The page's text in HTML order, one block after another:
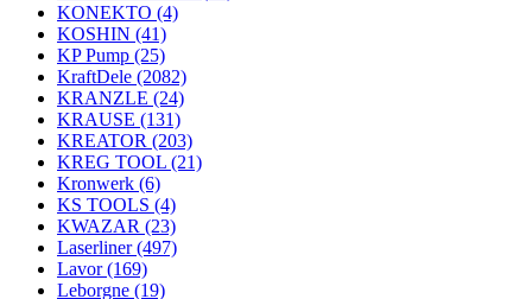
KONEKTO (4)
KOSHIN (41)
KP Pump (25)
KraftDele (2082)
KRANZLE (24)
KRAUSE (131)
KREATOR (203)
KREG TOOL (21)
Kronwerk (6)
KS TOOLS (4)
KWAZAR (23)
Laserliner(497)
Lavor(169)
Leborgne (19)